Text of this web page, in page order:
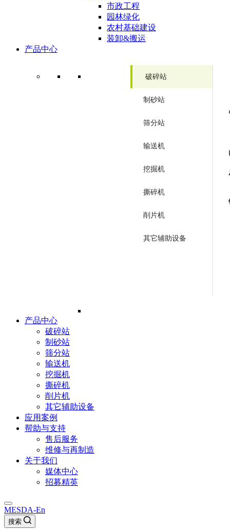
市政工程
园林绿化
农村基础建设
装卸&搬运
产品中心
破碎站
制砂站
筛分站
输送机
挖掘机
撕碎机
削片机
其它辅助设备
产品中心
破碎站
制砂站
筛分站
输送机
挖掘机
撕碎机
削片机
其它辅助设备
应用案例
帮助与支持
售后服务
维修与再制造
关于我们
媒体中心
招募精英
MESDA-En
搜索